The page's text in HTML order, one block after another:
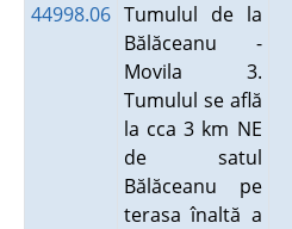
44998.06 Tumulul de la
Bălăceanu -
Movila 3.
Tumulul se află
la cca 3 km NE
de satul
Bălăceanu pe
terasa înaltă a